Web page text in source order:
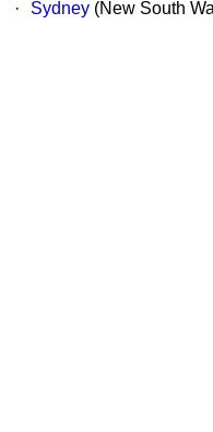
·
Sydney (New South